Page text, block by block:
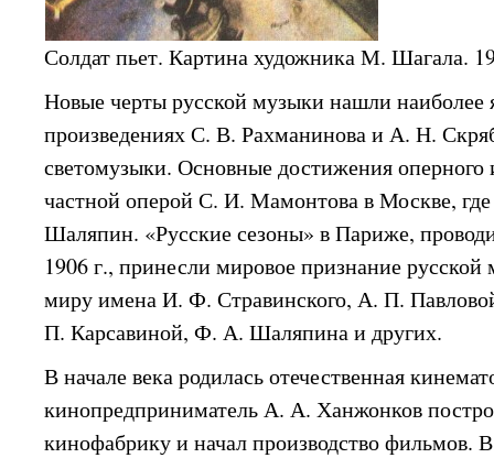
Солдат пьет. Картина художника М. Шагала.
Новые черты русской музыки нашли наиболее
произведениях С. В. Рахманинова и А. Н.
светомузыки. Основные достижения оперного
частной оперой С. И. Мамонтова в Москве,
Шаляпин. «Русские сезоны» в Париже,
1906 г., принесли мировое признание русской
миру имена И. Ф. Стравинского, А. П.
П. Карсавиной, Ф. А. Шаляпина и других.
В начале века родилась отечественная
кинопредприниматель А. А. Ханжонков
кинофабрику и начал производство фильмов.